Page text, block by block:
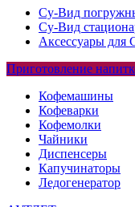
Су-Вид
Су-Вид
Аксессуары для
Приготовление
Кофемашины
Кофеварки
Кофемолки
Чайники
Диспенсеры
Капучинаторы
Ледогенератор